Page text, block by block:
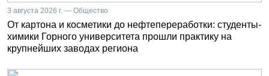
3 августа 2026 г. — Общество
От картона и косметики до нефтепереработки: студенты-
химики Горного университета прошли практику на
крупнейших заводах региона